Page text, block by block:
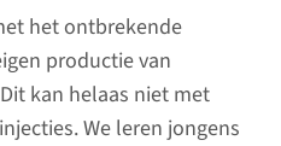
het ontbrekende
productie van
kan helaas niet met
We leren jongens
(HHG)